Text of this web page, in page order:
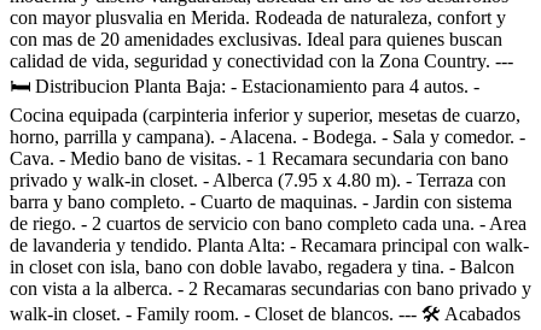
con mayor plusvalia en Merida. Rodeada de naturaleza, confort y
con mas de 20 amenidades exclusivas. Ideal para quienes buscan
calidad de vida, seguridad y conectividad con la Zona Country. ---
🛏 Distribucion Planta Baja: - Estacionamiento para 4 autos. -
Cocina equipada (carpinteria inferior y superior, mesetas de cuarzo,
horno, parrilla y campana). - Alacena. - Bodega. - Sala y comedor. -
Cava. - Medio bano de visitas. - 1 Recamara secundaria con bano
privado y walk-in closet. - Alberca (7.95 x 4.80 m). - Terraza con
barra y bano completo. - Cuarto de maquinas. - Jardin con sistema
de riego. - 2 cuartos de servicio con bano completo cada una. - Area
de lavanderia y tendido. Planta Alta: - Recamara principal con walk-
in closet con isla, bano con doble lavabo, regadera y tina. - Balcon
con vista a la alberca. - 2 Recamaras secundarias con bano privado y
walk-in closet. - Family room. - Closet de blancos. --- 🛠 Acabados